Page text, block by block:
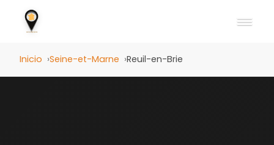
Inicio Seine-et-Marne Reuil-en-Brie